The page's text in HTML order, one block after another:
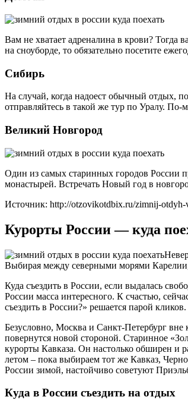
Вам не хватает адреналина в крови? Тогда
на сноуборде, то обязательно посетите
Сибирь
На случай, когда надоест обычный отдых,
отправляйтесь в такой же тур по Уралу.
Великий Новгород
Один из самых старинных городов России
монастырей. Встречать Новый год в
Источник: http://otzovikotdbix.ru/zimnij-otdyh-
Курорты России — куда
Выбирая между северными морями Карелии,
Куда съездить в России, если выдалась
России масса интересного. К счастью,
съездить в России?» решается парой кликов.
Безусловно, Москва и Санкт-Петербург вне
повернутся новой стороной. Старинное
курорты Кавказа. Он настолько обширен и
летом – пока выбираем тот же Кавказ,
России зимой, настойчиво советуют
Куда в России съездить на отдых